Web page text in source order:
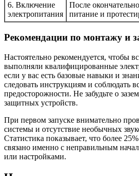
6. Включение
электропитания
После
питание и
Рекомендации по монтажу и
Настоятельно рекомендуется, чтобы
выполняли квалифицированные
если у вас есть базовые навыки и
следовать инструкциям и соблюдать
предосторожности. Не забудьте о
защитных устройств.
При первом запуске внимательно
системы и отсутствие необычных
Статистика показывает, что более
связано именно с неправильным
или настройками.